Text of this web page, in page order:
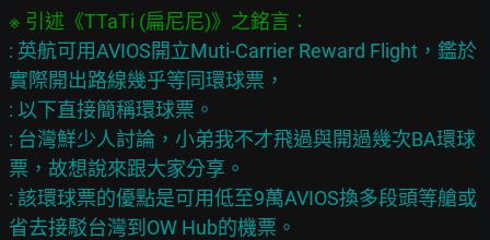
: 英航可用AVIOS開立Muti-Carrier Reward Flight，鑑於
實際開出路線幾乎等同環球票，
: 以下直接簡稱環球票。
: 台灣鮮少人討論，小弟我不才飛過與開過幾次BA環球
票，故想說來跟大家分享。
: 該環球票的優點是可用低至9萬AVIOS換多段頭等艙或
省去接駁台灣到OW Hub的機票。